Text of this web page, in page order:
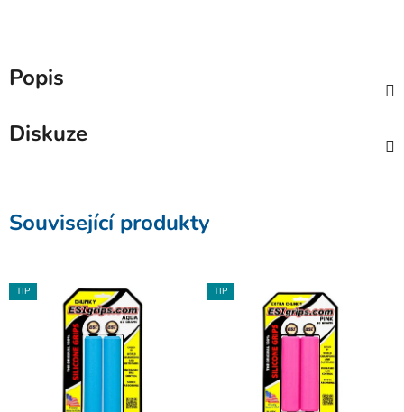
Popis
Diskuze
Související produkty
TIP TIP